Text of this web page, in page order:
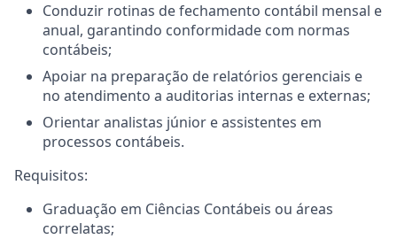
Conduzir rotinas de fechamento contábil mensal e
anual, garantindo conformidade com normas
contábeis;
Apoiar na preparação de relatórios gerenciais e
no atendimento a auditorias internas e externas;
Orientar analistas júnior e assistentes em
processos contábeis.
Requisitos:
Graduação em Ciências Contábeis ou áreas
correlatas;